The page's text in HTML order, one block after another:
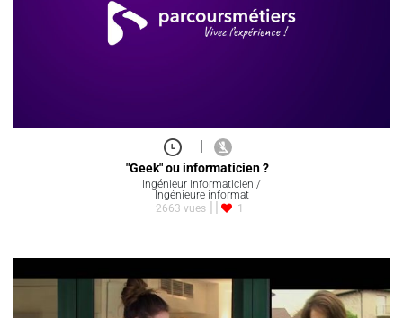
"Geek" ou informaticien ?
Ingénieur informaticien /
Ingénieure informat
2663 vues
1